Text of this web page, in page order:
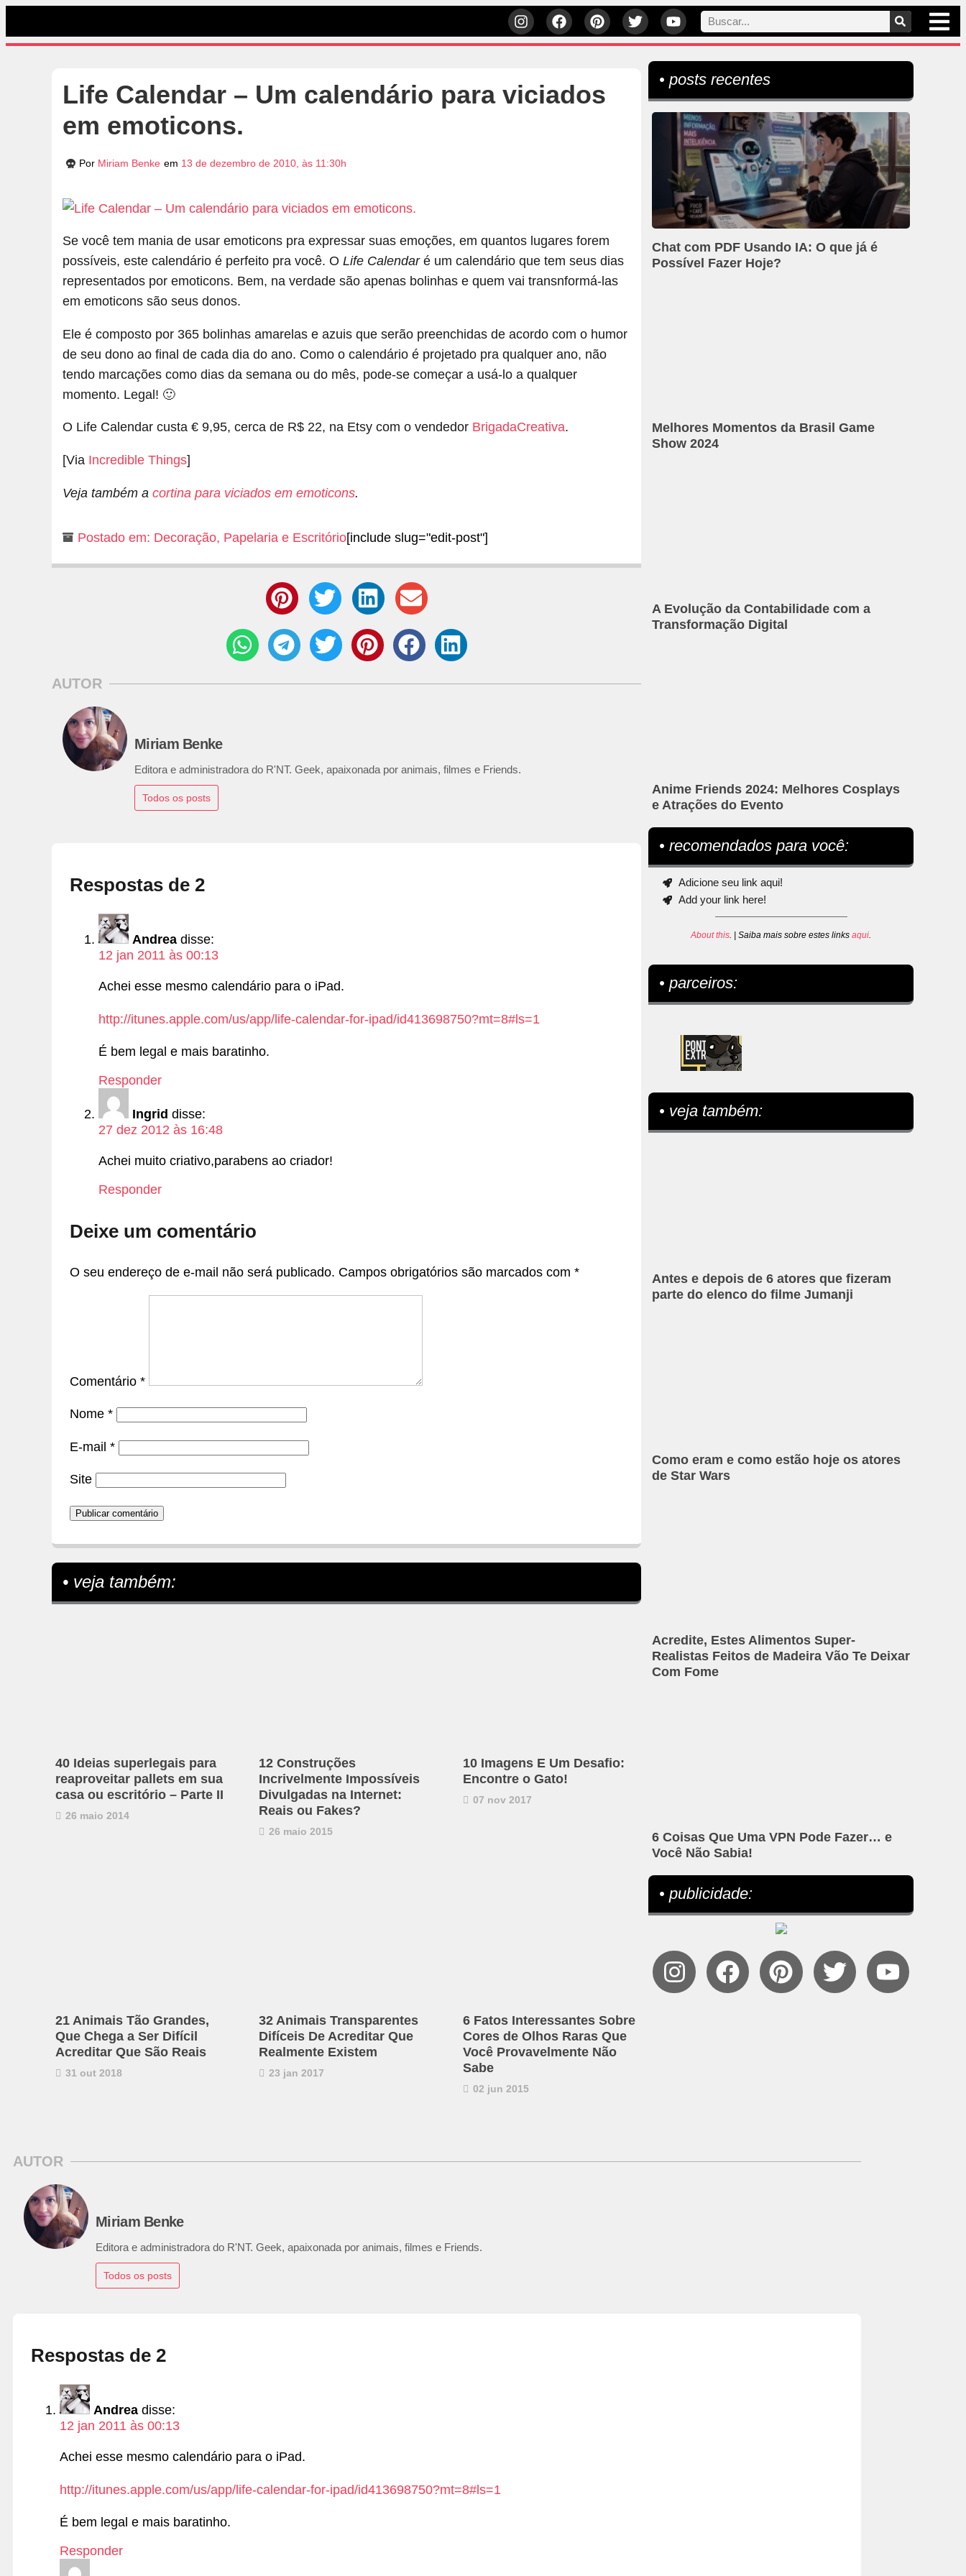
Life Calendar – Um calendário para viciados
em emoticons.
Por Miriam Benke em 13 de dezembro de 2010, às 11:30h
Se você tem mania de usar emoticons pra expressar suas emoções, em quantos lugares forem
possíveis, este calendário é perfeito pra você. O Life Calendaré um calendário que tem seus dias
representados por emoticons. Bem, na verdade são apenas bolinhas e quem vai transnformá-las
em emoticons são seus donos.
Ele é composto por 365 bolinhas amarelas e azuis que serão preenchidas de acordo com o humor
de seu dono ao final de cada dia do ano. Como o calendário é projetado pra qualquer ano, não
tendo marcações como dias da semana ou do mês, pode-se começar a usá-lo a qualquer
momento. Legal! 🙂
O Life Calendar custa € 9,95, cerca de R$ 22, na Etsy com o vendedor BrigadaCreativa.
[Via Incredible Things]
Veja também a cortina para viciados em emoticons.
Postado em: Decoração, Papelaria e Escritório[include slug="edit-post"]
AUTOR
Miriam Benke
Editora e administradora do R'NT. Geek, apaixonada por animais, filmes e Friends.
Todos os posts
Respostas de 2
Andrea disse:
12 jan 2011 às 00:13
Achei esse mesmo calendário para o iPad.
http://itunes.apple.com/us/app/life-calendar-for-ipad/id413698750?mt=8#ls=1
É bem legal e mais baratinho.
Responder
Ingrid disse:
27 dez 2012 às 16:48
Achei muito criativo,parabens ao criador!
Responder
Deixe um comentário
O seu endereço de e-mail não será publicado. Campos obrigatórios são marcados com *
Comentário *
Nome *
E-mail *
Site
• veja também:
40 Ideias superlegais para
reaproveitar pallets em sua
casa ou escritório – Parte II
26 maio 2014
12 Construções
Incrivelmente Impossíveis
Divulgadas na Internet:
Reais ou Fakes?
26 maio 2015
10 Imagens E Um Desafio:
Encontre o Gato!
07 nov 2017
21 Animais Tão Grandes,
Que Chega a Ser Difícil
Acreditar Que São Reais
31 out 2018
32 Animais Transparentes
Difíceis De Acreditar Que
Realmente Existem
23 jan 2017
6 Fatos Interessantes Sobre
Cores de Olhos Raras Que
Você Provavelmente Não
Sabe
02 jun 2015
• posts recentes
Chat com PDF Usando IA: O que já é
Possível Fazer Hoje?
Melhores Momentos da Brasil Game
Show 2024
A Evolução da Contabilidade com a
Transformação Digital
Anime Friends 2024: Melhores Cosplays
e Atrações do Evento
• recomendados para você:
Adicione seu link aqui!
Add your link here!
About this. | Saiba mais sobre estes linksaqui.
• parceiros:
• veja também:
Antes e depois de 6 atores que fizeram
parte do elenco do filme Jumanji
Como eram e como estão hoje os atores
de Star Wars
Acredite, Estes Alimentos Super-
Realistas Feitos de Madeira Vão Te Deixar
Com Fome
6 Coisas Que Uma VPN Pode Fazer… e
Você Não Sabia!
• publicidade:
AUTOR
Miriam Benke
Editora e administradora do R'NT. Geek, apaixonada por animais, filmes e Friends.
Todos os posts
Respostas de 2
Andrea disse:
12 jan 2011 às 00:13
Achei esse mesmo calendário para o iPad.
http://itunes.apple.com/us/app/life-calendar-for-ipad/id413698750?mt=8#ls=1
É bem legal e mais baratinho.
Responder